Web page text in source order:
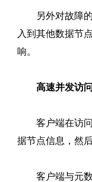
另外对故障的
入到其他数据节
响。
高速并发访
客户端在访问
据节点信息，然
客户端与元数